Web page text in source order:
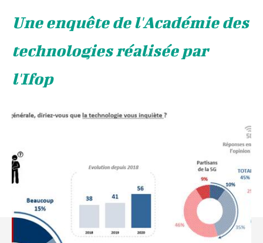
Une enquête de l'Académie des
technologies réalisée par
l'Ifop